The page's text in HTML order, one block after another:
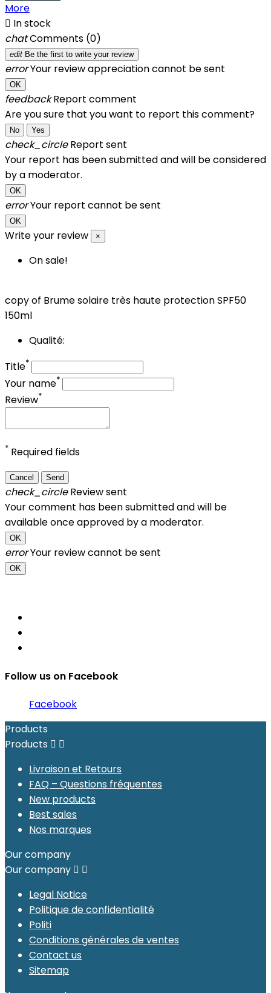
More
 In stock
chatComments (0)
edit Be the first to write your review
errorYour review appreciation cannot be sent
OK
feedbackReport comment
Are you sure that you want to report this comment?
No Yes
check_circleReport sent
Your report has been submitted and will be considered
by a moderator.
OK
errorYour report cannot be sent
OK
Write your review ×
On sale!
copy of Brume solaire très haute protection SPF50
150ml
Qualité:
Title*
Your name*
Review*
* Required fields
Cancel Send
check_circleReview sent
Your comment has been submitted and will be
available once approved by a moderator.
OK
errorYour review cannot be sent
OK
Follow us on Facebook
Facebook
Products
Products  
Livraison et Retours
FAQ – Questions fréquentes
New products
Best sales
Nos marques
Our company
Our company  
Legal Notice
Politique de confidentialité
Politi
Conditions générales de ventes
Contact us
Sitemap